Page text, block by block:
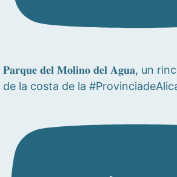
𝐏𝐚𝐫𝐪𝐮𝐞 𝐝𝐞𝐥 𝐌𝐨𝐥𝐢𝐧𝐨 𝐝𝐞𝐥 𝐀𝐠𝐮𝐚, un
de la costa de la